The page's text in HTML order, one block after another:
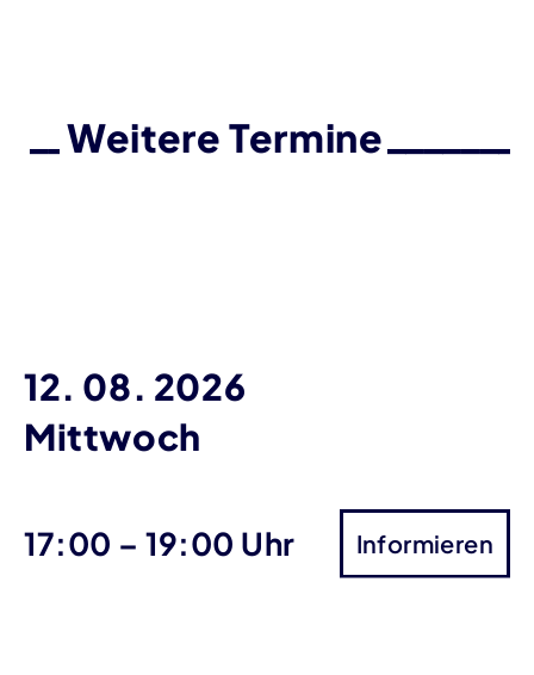
Weitere Termine
12. 08. 2026
Mittwoch
17:00 – bis
19:00 Uhr Informieren